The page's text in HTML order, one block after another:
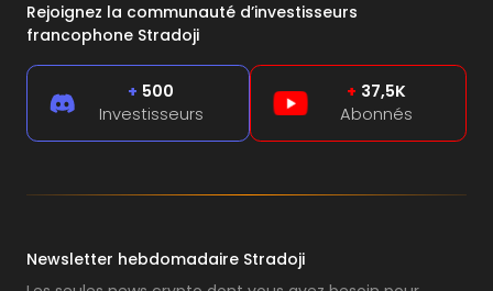
Rejoignez la communauté d’investisseurs
francophone Stradoji
+ 500
Investisseurs
+ 37,5K
Abonnés
Newsletter hebdomadaire Stradoji